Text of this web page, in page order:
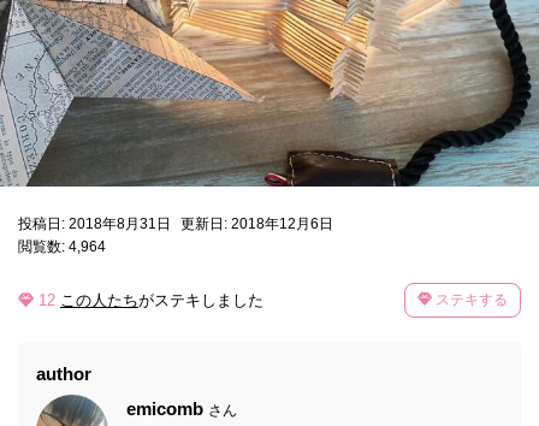
投稿日: 2018年8月31日
更新日: 2018年12月6日
閲覧数: 4,964
12 この人たちがステキしました ステキする
author
emicomb さん